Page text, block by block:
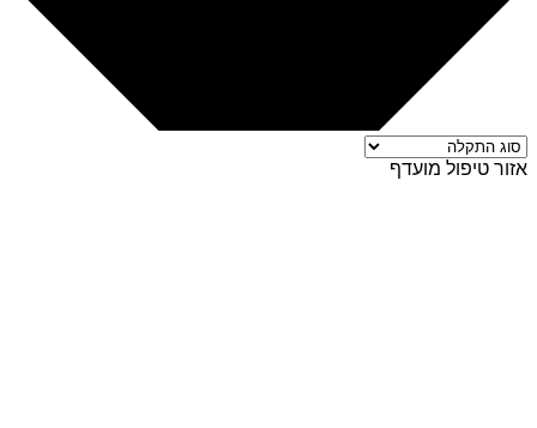
אזור טיפול מועדף